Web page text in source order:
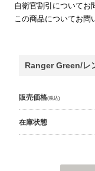
自衛官割引についてお
この商品についてお問
Ranger Green/レ
販売価格(税込)
在庫状態